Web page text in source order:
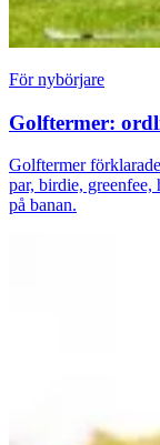
För nybörjare
Golftermer:
Golftermer
par, birdie, greenfee,
på banan.